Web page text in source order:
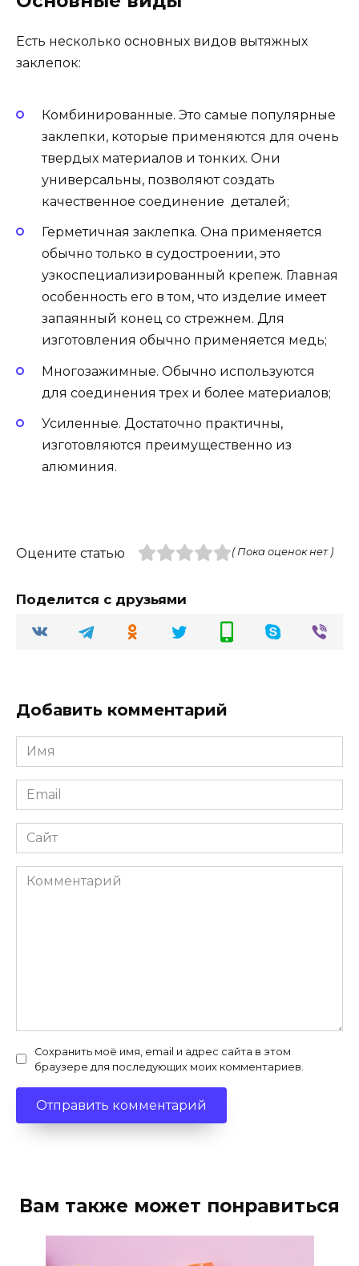
Есть несколько основных видов вытяжных
заклепок:
Комбинированные. Это самые популярные
заклепки, которые применяются для очень
твердых материалов и тонких. Они
универсальны, позволяют создать
качественное соединение деталей;
Герметичная заклепка. Она применяется
обычно только в судостроении, это
узкоспециализированный крепеж. Главная
особенность его в том, что изделие имеет
запаянный конец со стрежнем. Для
изготовления обычно применяется медь;
Многозажимные. Обычно используются
для соединения трех и более материалов;
Усиленные. Достаточно практичны,
изготовляются преимущественно из
алюминия.
Оцените статью ( Пока оценок нет )
Поделится с друзьями
Добавить комментарий
Имя
Email
Сайт
Комментарий
Сохранить моё имя, email и адрес сайта в этом
браузере для последующих моих комментариев.
Вам также может понравиться